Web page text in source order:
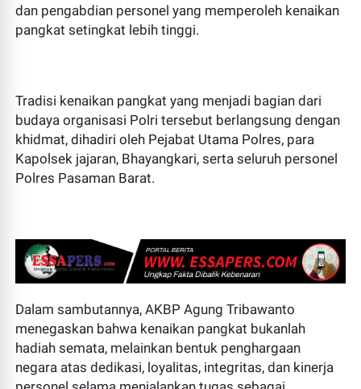
dan pengabdian personel yang memperoleh kenaikan
pangkat setingkat lebih tinggi.
Tradisi kenaikan pangkat yang menjadi bagian dari
budaya organisasi Polri tersebut berlangsung dengan
khidmat, dihadiri oleh Pejabat Utama Polres, para
Kapolsek jajaran, Bhayangkari, serta seluruh personel
Polres Pasaman Barat.
Dalam sambutannya, AKBP Agung Tribawanto
menegaskan bahwa kenaikan pangkat bukanlah
hadiah semata, melainkan bentuk penghargaan
negara atas dedikasi, loyalitas, integritas, dan kinerja